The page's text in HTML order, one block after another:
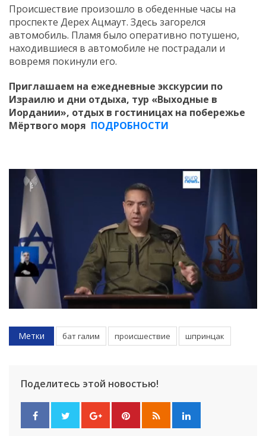
Происшествие произошло в обеденные часы на
проспекте Дерех Ацмаут. Здесь загорелся
автомобиль. Пламя было оперативно потушено,
находившиеся в автомобиле не пострадали и
вовремя покинули его.
Приглашаем на ежедневные экскурсии по
Израилю и дни отдыха, тур «Выходные в
Иордании», отдых в гостиницах на побережье
Мёртвого моря ПОДРОБНОСТИ
Метки бат галим происшествие шпринцак
Поделитесь этой новостью!